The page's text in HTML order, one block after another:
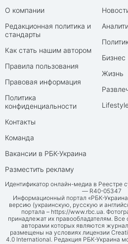
О компании
Редакционная политика и
стандарты
Как стать нашим автором
Правила пользования
Правовая информация
Политика
конфиденциальности
Контакты
Команда
Вакансии в РБК-Украина
Разместить рекламу
Бизнес
Жизнь
Идентификатор онлайн-медиа в Реестре
— R40-05347
Информационный портал «РБК-
версию (украинскую, русскую и
портала – https://www.rbc.ua.
принадлежат их правообладателям. Все
авторами которых являются
размещены на условиях лицензии
4.0 International. Редакция РБК-Украина